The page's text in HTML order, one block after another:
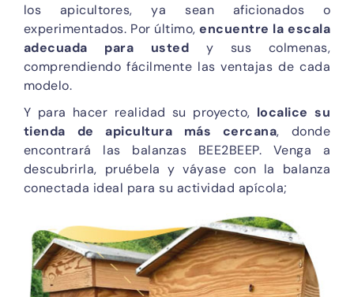
los apicultores, ya sean aficionados o
experimentados. Por último,encuentre la escala
adecuada para usted y sus colmenas,
comprendiendo fácilmente las ventajas de cada
modelo.
Y para hacer realidad su proyecto, localice su
tienda de apicultura más cercana, donde
encontrará las balanzas BEE2BEEP. Venga a
descubrirla, pruébela y váyase con la balanza
conectada ideal para su actividad apícola;